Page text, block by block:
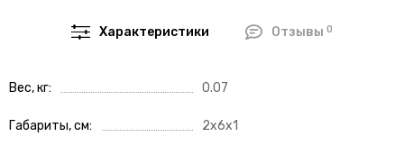
Характеристики Отзывы 0
Вес, кг 0.07
Габариты, см 2x6x1